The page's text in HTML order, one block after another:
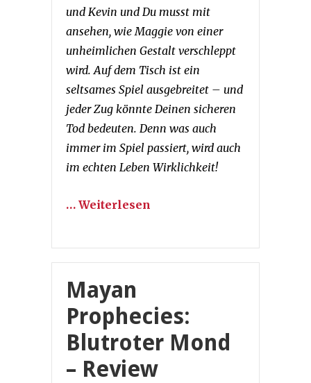
und Kevin und Du musst mit
ansehen, wie Maggie von einer
unheimlichen Gestalt verschleppt
wird. Auf dem Tisch ist ein
seltsames Spiel ausgebreitet – und
jeder Zug könnte Deinen sicheren
Tod bedeuten. Denn was auch
immer im Spiel passiert, wird auch
im echten Leben Wirklichkeit!
… Weiterlesen
Mayan
Prophecies:
Blutroter Mond
– Review